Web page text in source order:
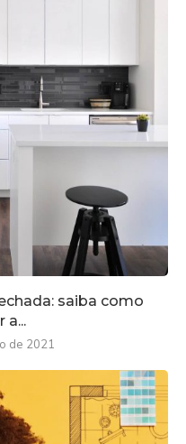
saiba como
a...
de 2021